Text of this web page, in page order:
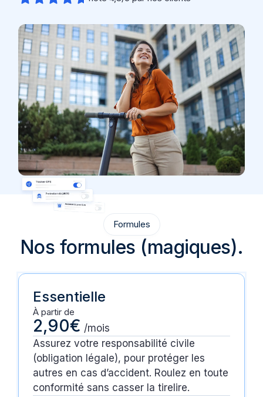
Formules
Nos formules (magiques).
Essentielle
À partir de
2,90€ /mois
Assurez votre responsabilité civile
(obligation légale), pour protéger les
autres en cas d’accident. Roulez en toute
conformité sans casser la tirelire.